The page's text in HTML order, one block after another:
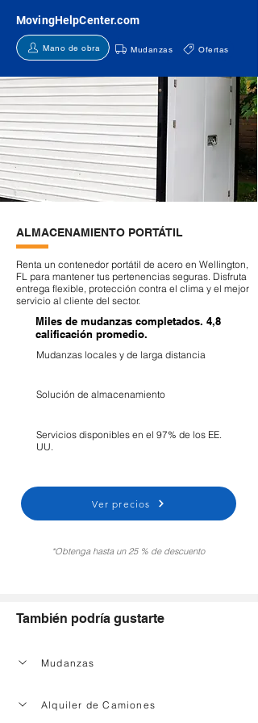
MovingHelpCenter.com
Mano de obra Mudanzas Ofertas
ALMACENAMIENTO PORTÁTIL
Renta un contenedor portátil de acero en Wellington,
FL para mantener tus pertenencias seguras. Disfruta
entrega flexible, protección contra el clima y el mejor
servicio al cliente del sector.
Miles de mudanzas completados. 4,8
calificación promedio.
Mudanzas locales y de larga distancia
Solución de almacenamiento
Servicios disponibles en el 97% de los EE.
UU.
Ver precios
*Obtenga hasta un 25 % de descuento
También podría gustarte
Mudanzas
Alquiler de Camiones